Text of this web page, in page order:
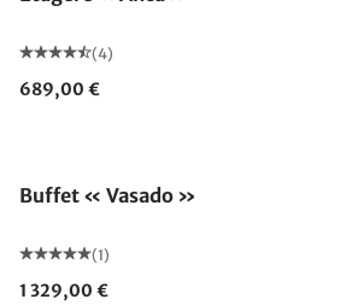
(4)
689,00 €
Buffet « Vasado »
(1)
1 329,00 €